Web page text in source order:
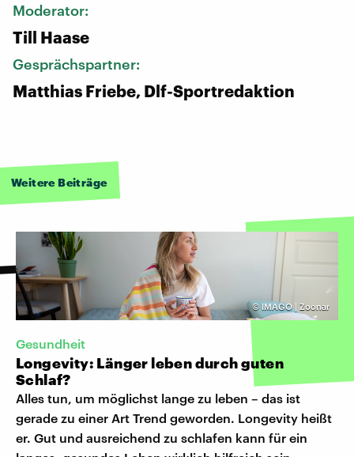
Moderator:
Till Haase
Gesprächspartner:
Matthias Friebe, Dlf-Sportredaktion
Weitere Beiträge
© IMAGO | Zoonar
Gesundheit
Longevity: Länger leben durch guten
Schlaf?
Alles tun, um möglichst lange zu leben – das ist
gerade zu einer Art Trend geworden. Longevity heißt
er. Gut und ausreichend zu schlafen kann für ein